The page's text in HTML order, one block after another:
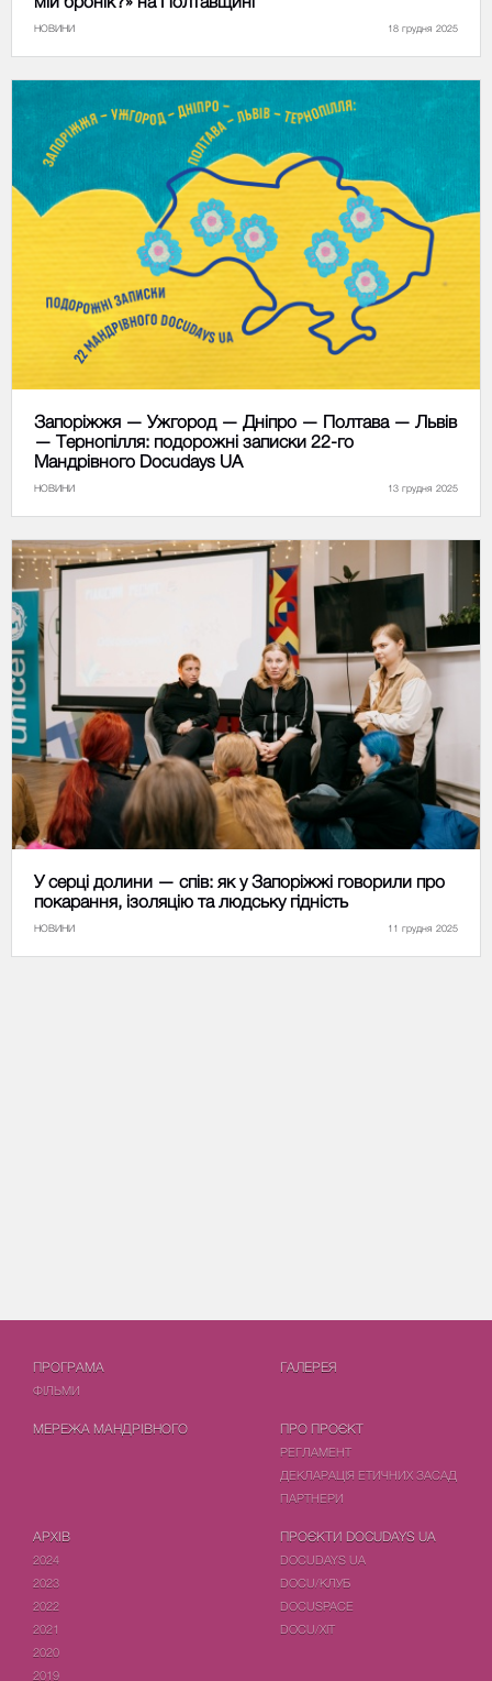
НОВИНИ 18 грудня 2025
Запоріжжя — Ужгород — Дніпро — Полтава — Львів
— Тернопілля: подорожні записки 22-го
Мандрівного Docudays UA
НОВИНИ 13 грудня 2025
У серці долини — спів: як у Запоріжжі говорили про
покарання, ізоляцію та людську гідність
НОВИНИ 11 грудня 2025
ПРОГРАМА
ФIЛЬМИ
ГАЛЕРЕЯ
МЕРЕЖА МАНДРІВНОГО ПРО ПРОЄКТ
РЕГЛАМЕНТ
ДЕКЛАРАЦІЯ ЕТИЧНИХ ЗАСАД
ПАРТНЕРИ
АРХІВ
2024
2023
2022
2021
2020
2019
ПРОЄКТИ DOCUDAYS UA
DOCUDAYS UA
DOCU/КЛУБ
DOCUSPACE
DOCU/ХІТ